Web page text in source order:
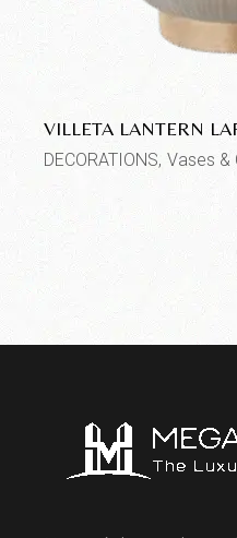
VILLETA LANTERN
DECORATIONS Vases &